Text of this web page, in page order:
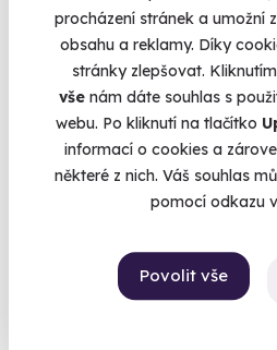
procházení stránek a umožní
obsahu a reklamy. Díky
stránky zlepšovat.
vše nám dáte souhlas s
webu. Po kliknutí na tlačítko
informací o cookies a
některé z nich. Váš souhlas
pomocí odkazu
Povolit vše
Pětichodové degustační
Luxusní menu pro dva s výhledem